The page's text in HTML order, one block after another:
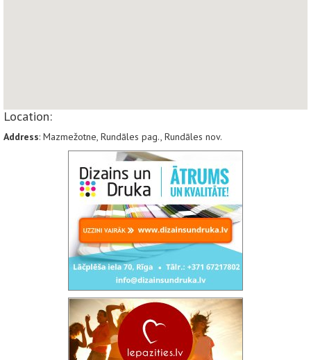
Location:
Address: Mazmežotne, Rundāles pag., Rundāles nov.